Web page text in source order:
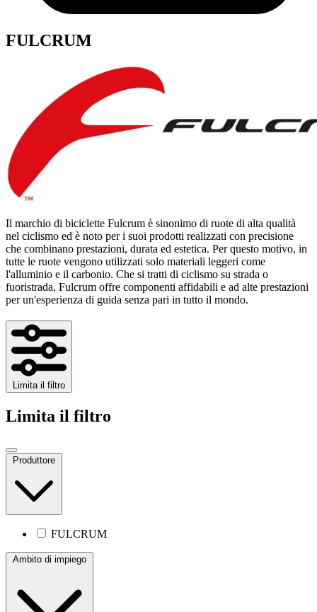
FULCRUM
Il marchio di biciclette Fulcrum è sinonimo di ruote di alta qualità
nel ciclismo ed è noto per i suoi prodotti realizzati con precisione
che combinano prestazioni, durata ed estetica. Per questo motivo, in
tutte le ruote vengono utilizzati solo materiali leggeri come
l'alluminio e il carbonio. Che si tratti di ciclismo su strada o
fuoristrada, Fulcrum offre componenti affidabili e ad alte prestazioni
per un'esperienza di guida senza pari in tutto il mondo.
Limita il filtro
Limita il filtro
Produttore
FULCRUM
Ambito di impiego